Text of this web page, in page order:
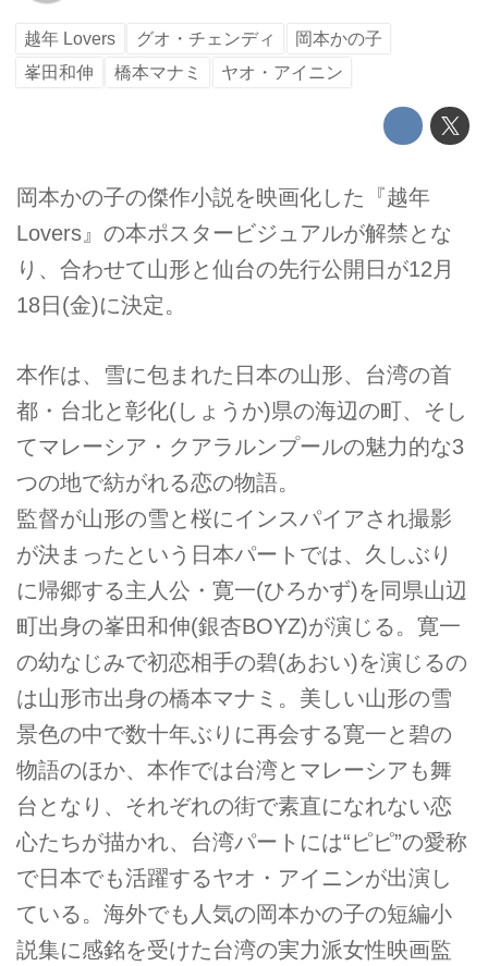
越年 Lovers グオ・チェンディ
岡本かの子
峯田和伸
橋本マナミ ヤオ・アイニン
岡本かの子の傑作小説を映画化した『越年
Lovers』の本ポスタービジュアルが解禁とな
り、合わせて山形と仙台の先行公開日が12月
18日(金)に決定。
本作は、雪に包まれた日本の山形、台湾の首
都・台北と彰化(しょうか)県の海辺の町、そし
てマレーシア・クアラルンプールの魅力的な3
つの地で紡がれる恋の物語。
監督が山形の雪と桜にインスパイアされ撮影
が決まったという日本パートでは、久しぶり
に帰郷する主人公・寛一(ひろかず)を同県山辺
町出身の峯田和伸(銀杏BOYZ)が演じる。寛一
の幼なじみで初恋相手の碧(あおい)を演じるの
は山形市出身の橋本マナミ。美しい山形の雪
景色の中で数十年ぶりに再会する寛一と碧の
物語のほか、本作では台湾とマレーシアも舞
台となり、それぞれの街で素直になれない恋
心たちが描かれ、台湾パートには“ピピ”の愛称
で日本でも活躍するヤオ・アイニンが出演し
ている。海外でも人気の岡本かの子の短編小
説集に感銘を受けた台湾の実力派女性映画監